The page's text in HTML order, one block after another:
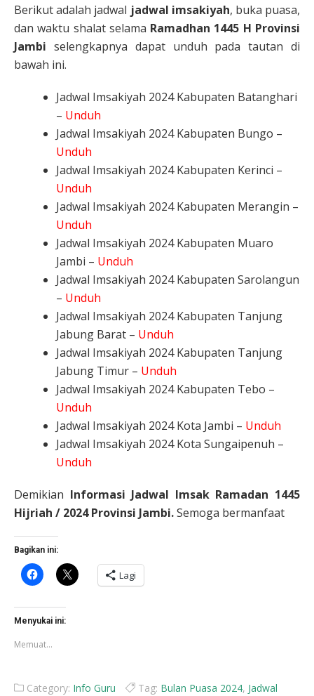
Berikut adalah jadwal jadwal imsakiyah, buka puasa,
dan waktu shalat selama Ramadhan 1445 H Provinsi
Jambi selengkapnya dapat unduh pada tautan di
bawah ini.
Jadwal Imsakiyah 2024 Kabupaten Batanghari
– Unduh
Jadwal Imsakiyah 2024 Kabupaten Bungo –
Unduh
Jadwal Imsakiyah 2024 Kabupaten Kerinci –
Unduh
Jadwal Imsakiyah 2024 Kabupaten Merangin –
Unduh
Jadwal Imsakiyah 2024 Kabupaten Muaro
Jambi – Unduh
Jadwal Imsakiyah 2024 Kabupaten Sarolangun
– Unduh
Jadwal Imsakiyah 2024 Kabupaten Tanjung
Jabung Barat – Unduh
Jadwal Imsakiyah 2024 Kabupaten Tanjung
Jabung Timur – Unduh
Jadwal Imsakiyah 2024 Kabupaten Tebo –
Unduh
Jadwal Imsakiyah 2024 Kota Jambi – Unduh
Jadwal Imsakiyah 2024 Kota Sungaipenuh –
Unduh
Demikian Informasi Jadwal Imsak Ramadan 1445
Hijriah / 2024 Provinsi Jambi.Semoga bermanfaat
Bagikan ini:
Klik
untuk
Facebook(Membuka
di
jendela
baru)
Klik
untuk
berbagi
Lagi
Menyukai ini:
Memuat...
Category: Info Guru Tag: Bulan Puasa 2024, Jadwal